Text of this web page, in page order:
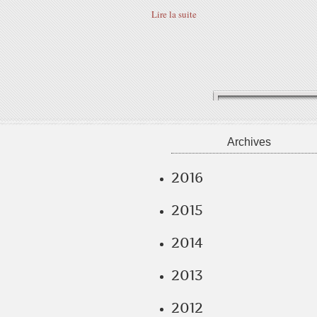
Lire la suite
Archives
2016
2015
2014
2013
2012